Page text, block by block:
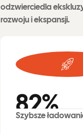
odzwierciedla
rozwoju i ekspansji.
82%
Szybsze